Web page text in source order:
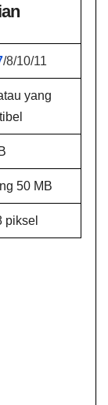
/8/10/11
yang
50 MB
piksel